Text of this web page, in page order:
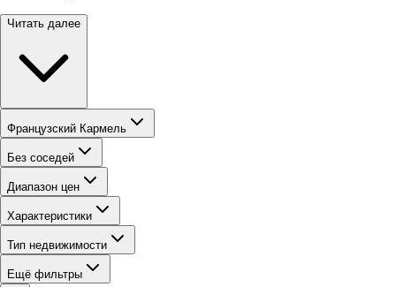
Читать далее
Французский Кармель
Без соседей
Диапазон цен
Характеристики
Тип недвижимости
Ещё фильтры